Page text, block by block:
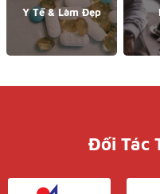
Y Tế & Làm Đẹp
Đối Tác